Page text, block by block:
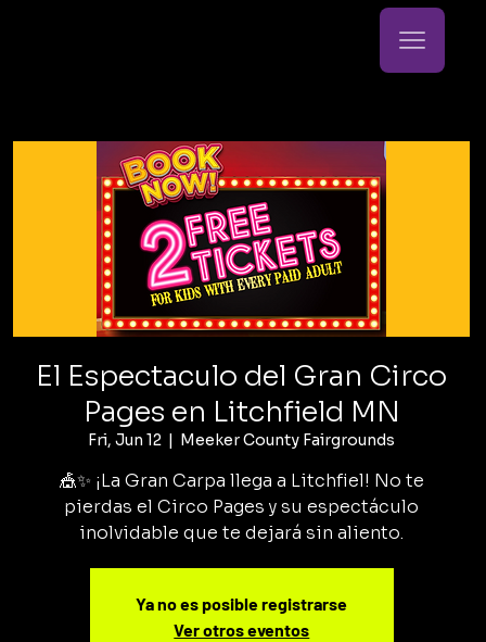
El Espectaculo del Gran Circo
Pages en Litchfield MN
Fri, Jun 12
  |
Meeker County Fairgrounds
🎪✨ ¡La Gran Carpa llega a Litchfiel! No te
pierdas el Circo Pages y su espectáculo
inolvidable que te dejará sin aliento.
Ya no es posible registrarse
Ver otros eventos